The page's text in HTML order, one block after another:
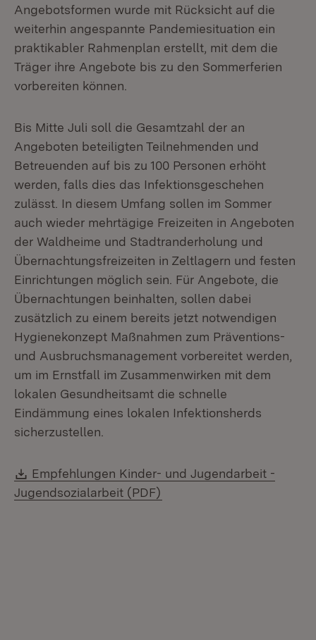
Angebotsformen wurde mit Rücksicht auf die
weiterhin angespannte Pandemiesituation ein
praktikabler Rahmenplan erstellt, mit dem die
Träger ihre Angebote bis zu den Sommerferien
vorbereiten können.
Bis Mitte Juli soll die Gesamtzahl der an
Angeboten beteiligten Teilnehmenden und
Betreuenden auf bis zu 100 Personen erhöht
werden, falls dies das Infektionsgeschehen
zulässt. In diesem Umfang sollen im Sommer
auch wieder mehrtägige Freizeiten in Angeboten
der Waldheime und Stadtranderholung und
Übernachtungsfreizeiten in Zeltlagern und festen
Einrichtungen möglich sein. Für Angebote, die
Übernachtungen beinhalten, sollen dabei
zusätzlich zu einem bereits jetzt notwendigen
Hygienekonzept Maßnahmen zum Präventions-
und Ausbruchsmanagement vorbereitet werden,
um im Ernstfall im Zusammenwirken mit dem
lokalen Gesundheitsamt die schnelle
Eindämmung eines lokalen Infektionsherds
sicherzustellen.
Download:
Empfehlungen Kinder- und Jugendarbeit -
Jugendsozialarbeit (PDF)